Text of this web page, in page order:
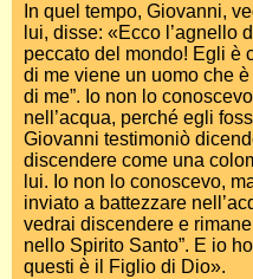
In quel tempo, Giovanni,
lui, disse: «Ecco l’agnello
peccato del mondo! Egli è
di me viene un uomo che
di me”. Io non lo
nell’acqua, perché egli
Giovanni testimoniò
discendere come una
lui. Io non lo conoscevo,
inviato a battezzare
vedrai discendere e
nello Spirito Santo”. E io
questi è il Figlio di Dio».